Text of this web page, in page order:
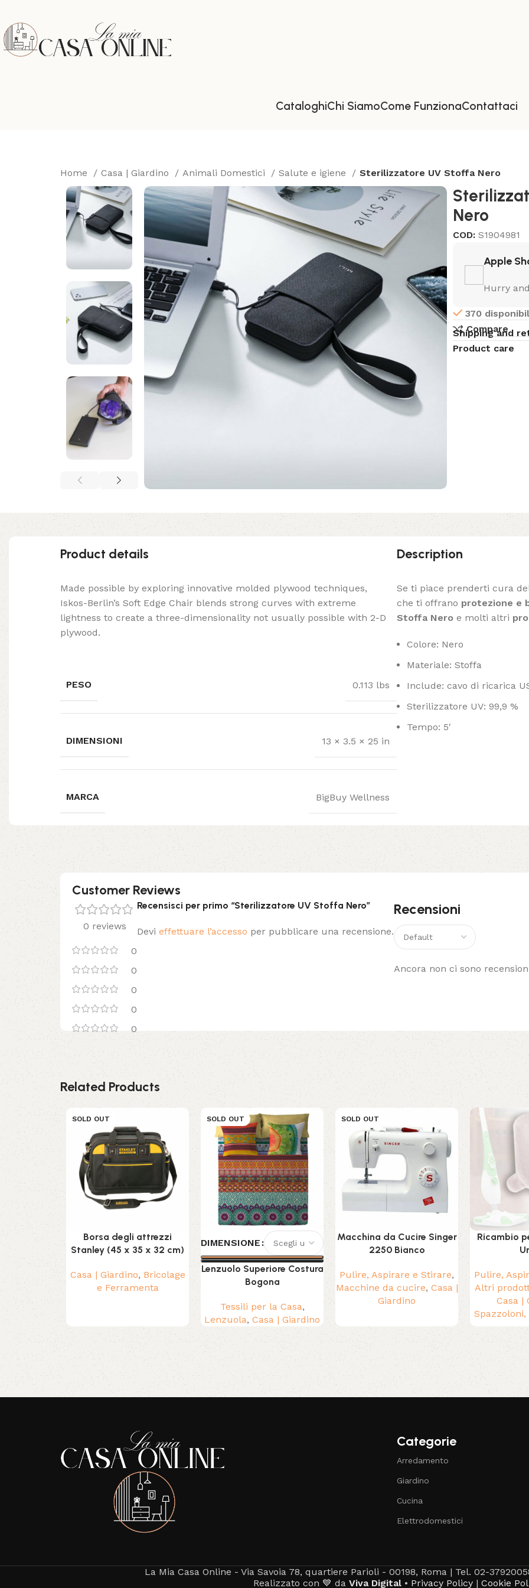
CataloghiChi SiamoCome FunzionaContattaci
Home Casa | Giardino Animali Domestici Salute e igiene Sterilizzatore UV Stoffa Nero
Nero
COD: S1904981
Apple
Hurry
370
Compare
Shipping and
Product care
Product details
Made possible by exploring innovative molded plywood techniques,
Iskos-Berlin’s Soft Edge Chair blends strong curves with extreme
lightness to create a three-dimensionality not usually possible with 2-D
plywood.
PESO 0.113 lbs
DIMENSIONI 13 × 3.5 × 25 in
MARCA BigBuy Wellness
Description
Se ti piace prenderti cura
che ti offrano protezione e
Stoffa Nero e molti altri
Colore: Nero
Materiale: Stoffa
Include: cavo di ricarica
Sterilizzatore UV: 99,9 %
Tempo: 5′
Customer Reviews
0 reviews
0
0
0
0
0
Recensioni
Ancora non ci sono
Recensisci per primo “Sterilizzatore UV Stoffa Nero”
Devi effettuare l’accesso per pubblicare una recensione.
Related Products
SOLD OUT
Borsa degli attrezzi
Stanley (45 x 35 x 32 cm)
Casa | Giardino, Bricolage
e Ferramenta
SOLD OUT
DIMENSIONE
Lenzuolo Superiore Costura
Bogona
Tessili per la Casa,
Lenzuola, Casa | Giardino
SOLD OUT
Macchina da Cucire Singer
2250 Bianco
Pulire, Aspirare e Stirare,
Macchine da cucire, Casa |
Giardino
Ricambio
Pulire,
Altri
Casa |
Read More
Categorie
Arredamento
Giardino
Cucina
Elettrodomestici
La Mia Casa Online - Via Savoia 78, quartiere Parioli - 00198, Roma | Tel. 02-
Realizzato con 💙 da Viva Digital• Privacy Policy| Cookie